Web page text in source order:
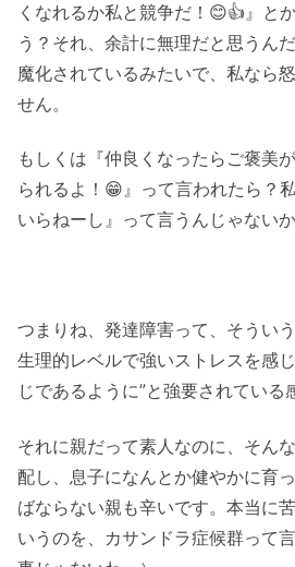
くなれるか私と競争だ！😊👍』と
う？それ、余計に無理だと思うん
魔化されているみたいで、私なら
せん。
もしくは『仲良くなったらご褒美
られるよ！😁』って言われたら？
いらねーし』って言うんじゃない
つまりね、発達障害って、そうい
生理的レベルで強いストレスを感
じであるように”と強要されている
それに親だって素人なのに、そん
配し、息子になんとか健やかに育
ばならない親も辛いです。本当に
いうのを、カサンドラ症候群って